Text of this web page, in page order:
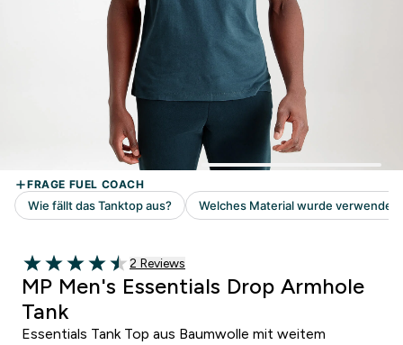
4.5 out of 5 stars
2 customer reviews
2 Reviews
MP Men's Essentials Drop Armhole
Tank
Essentials Tank Top aus Baumwolle mit weitem